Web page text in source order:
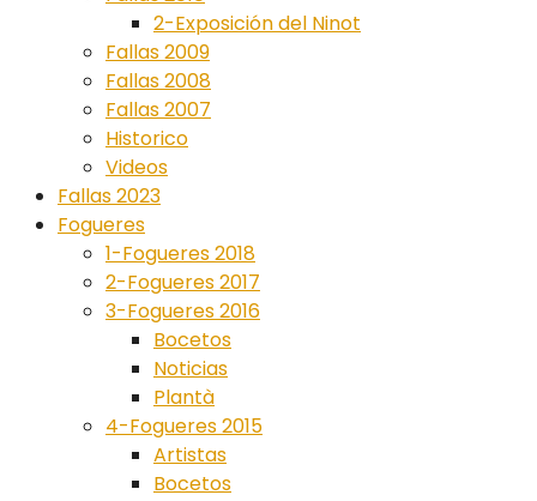
2-Exposición del Ninot
Fallas 2009
Fallas 2008
Fallas 2007
Historico
Videos
Fallas 2023
Fogueres
1-Fogueres 2018
2-Fogueres 2017
3-Fogueres 2016
Bocetos
Noticias
Plantà
4-Fogueres 2015
Artistas
Bocetos